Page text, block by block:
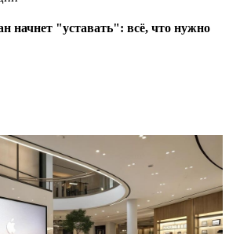
начнет "уставать": всё, что нужно